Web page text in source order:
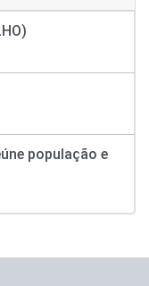
população e